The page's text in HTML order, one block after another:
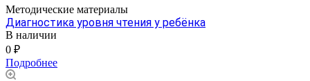
Методические материалы
Диагностика уровня чтения у ребёнка
В наличии
0 ₽
Подробнее